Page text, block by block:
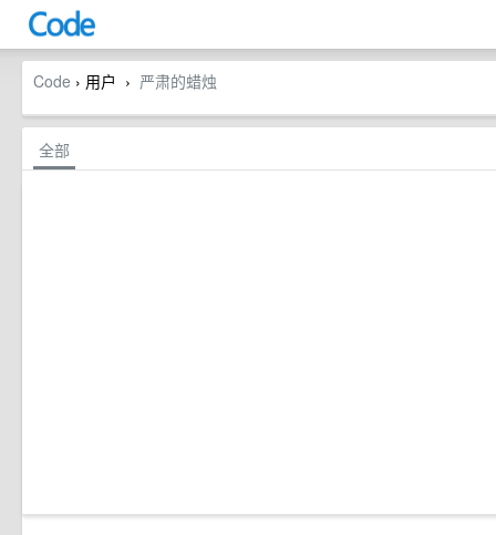
Code › 用户 › 严肃的蜡烛
全部